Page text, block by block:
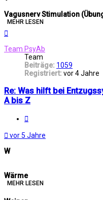
Vagusnerv Stimulation
MEHR LESEN
Team PsyAb
Team
Beiträge: 1059
Registriert: vor 4 Jahre
Re: Was hilft bei
A bis Z
vor 5 Jahre
W
Wärme
MEHR LESEN